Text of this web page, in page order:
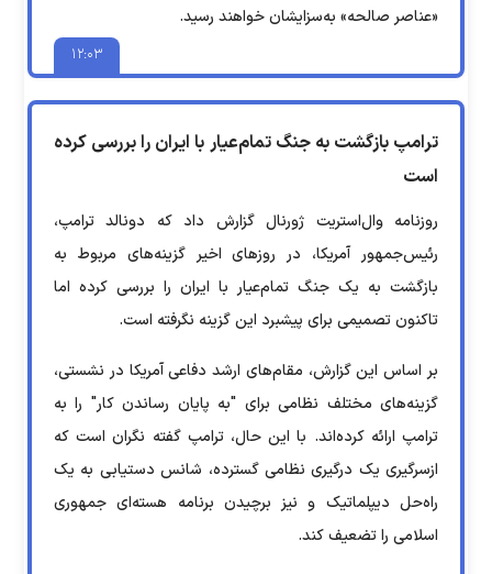
۱۲:۰۳
«عناصر صالحه» به‌سزایشان خواهند رسید.
ترامپ بازگشت به جنگ تمام‌عیار با ایران را بررسی کرده
است
روزنامه وال‌استریت ژورنال گزارش داد که دونالد ترامپ،
رئیس‌جمهور آمریکا، در روزهای اخیر گزینه‌های مربوط به
بازگشت به یک جنگ تمام‌عیار با ایران را بررسی کرده اما
تاکنون تصمیمی برای پیشبرد این گزینه نگرفته است.
بر اساس این گزارش، مقام‌های ارشد دفاعی آمریکا در نشستی،
گزینه‌های مختلف نظامی برای "به پایان رساندن کار" را به
ترامپ ارائه کرده‌اند. با این حال، ترامپ گفته نگران است که
ازسرگیری یک درگیری نظامی گسترده، شانس دستیابی به یک
راه‌حل دیپلماتیک و نیز برچیدن برنامه هسته‌ای جمهوری
اسلامی را تضعیف کند.